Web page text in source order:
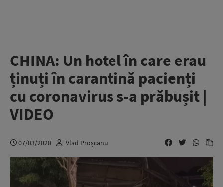
CHINA: Un hotel în care erau
ținuți în carantină pacienți
cu coronavirus s-a prăbușit |
VIDEO
07/03/2020 Vlad Proșcanu